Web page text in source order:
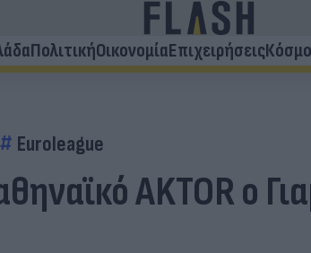
ΠολιτικήΟικονομίαΕπιχειρήσεις
Euroleague
AKTOR ο